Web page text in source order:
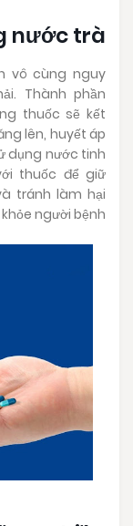
nước trà
vô cùng nguy
Thành phần
thuốc sẽ kết
lên, huyết áp
dụng nước tinh
thuốc để giữ
tránh làm hại
người bệnh.